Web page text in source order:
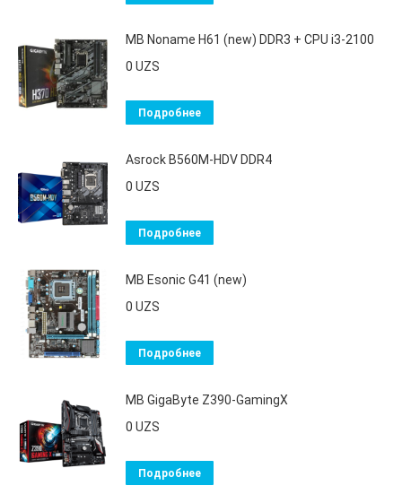
MB Noname H61 (new) DDR3 + CPU i3-2100
0 UZS
Подробнее
Asrock B560M-HDV DDR4
0 UZS
Подробнее
MB Esonic G41 (new)
0 UZS
Подробнее
MB GigaByte Z390-GamingX
0 UZS
Подробнее